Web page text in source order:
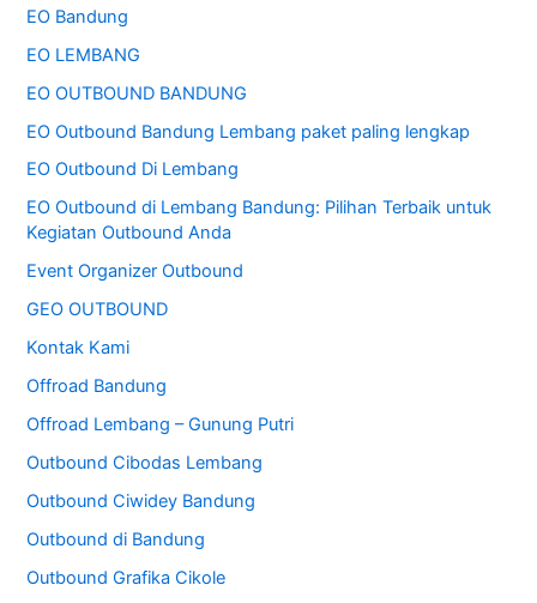
n
t
u
k
:
EO Bandung
EO LEMBANG
EO OUTBOUND BANDUNG
EO Outbound Bandung Lembang paket paling lengkap
EO Outbound Di Lembang
EO Outbound di Lembang Bandung: Pilihan Terbaik untuk
Kegiatan Outbound Anda
Event Organizer Outbound
GEO OUTBOUND
Kontak Kami
Offroad Bandung
Offroad Lembang – Gunung Putri
Outbound Cibodas Lembang
Outbound Ciwidey Bandung
Outbound di Bandung
Outbound Grafika Cikole